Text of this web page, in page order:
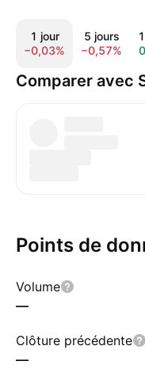
1 jour
−0,03%
5 jours
−0,57%
Comparer avec
Points de
Volume
—
Clôture précédente
—